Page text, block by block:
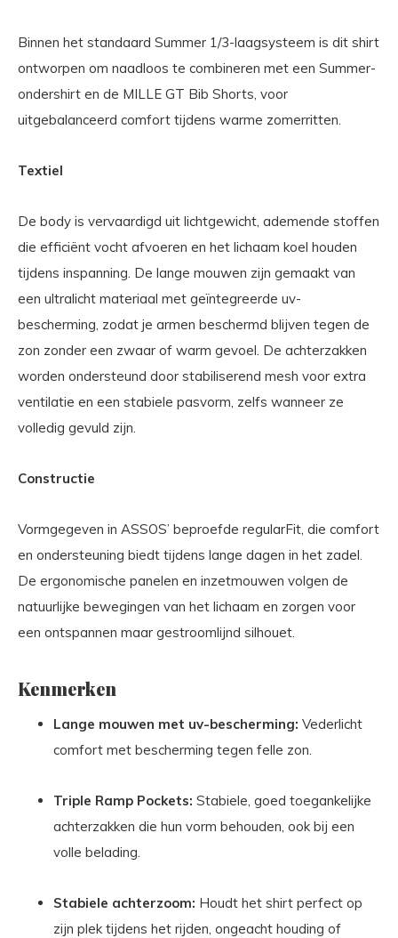
Binnen het standaard Summer 1/3-laagsysteem is dit shirt
ontworpen om naadloos te combineren met een Summer-
ondershirt en de MILLE GT Bib Shorts, voor
uitgebalanceerd comfort tijdens warme zomerritten.
Textiel
De body is vervaardigd uit lichtgewicht, ademende stoffen
die efficiënt vocht afvoeren en het lichaam koel houden
tijdens inspanning. De lange mouwen zijn gemaakt van
een ultralicht materiaal met geïntegreerde uv-
bescherming, zodat je armen beschermd blijven tegen de
zon zonder een zwaar of warm gevoel. De achterzakken
worden ondersteund door stabiliserend mesh voor extra
ventilatie en een stabiele pasvorm, zelfs wanneer ze
volledig gevuld zijn.
Constructie
Vormgegeven in ASSOS’ beproefde regularFit, die comfort
en ondersteuning biedt tijdens lange dagen in het zadel.
De ergonomische panelen en inzetmouwen volgen de
natuurlijke bewegingen van het lichaam en zorgen voor
een ontspannen maar gestroomlijnd silhouet.
Kenmerken
Lange mouwen met uv-bescherming: Vederlicht
comfort met bescherming tegen felle zon.
Triple Ramp Pockets: Stabiele, goed toegankelijke
achterzakken die hun vorm behouden, ook bij een
volle belading.
Stabiele achterzoom: Houdt het shirt perfect op
zijn plek tijdens het rijden, ongeacht houding of